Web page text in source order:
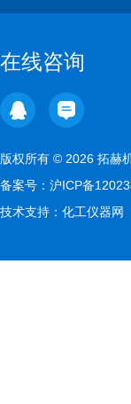
在线咨询
版权所有 © 2026 拓赫
备案号： 沪ICP备
技术支持： 化工仪器网